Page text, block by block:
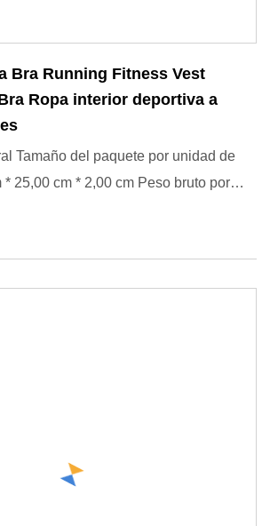
Bra Running Fitness Vest
Ropa interior deportiva a
Tamaño del paquete por unidad de
* 25,00 cm * 2,00 cm Peso bruto por